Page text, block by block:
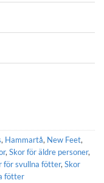
, Hammartå, New Feet,
, Skor för äldre personer,
för svullna fötter, Skor
fötter